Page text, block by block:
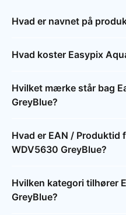
Hvad er navnet på
Hvad koster Easypix
Hvilket mærke står bag
GreyBlue?
Hvad er EAN / Produktid
WDV5630 GreyBlue?
Hvilken kategori tilhører
GreyBlue?